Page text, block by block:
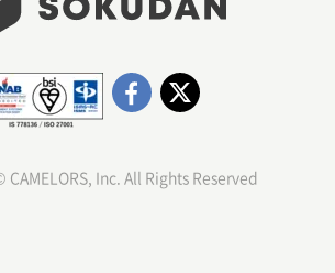
Inc. All Rights Reserved